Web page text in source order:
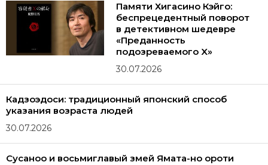
Памяти Хигасино Кэйго:
беспрецедентный поворот
в детективном шедевре
«Преданность
подозреваемого X»
30.07.2026
Кадзоэдоси: традиционный японский способ
указания возраста людей
30.07.2026
Сусаноо и восьмиглавый змей Ямата-но ороти